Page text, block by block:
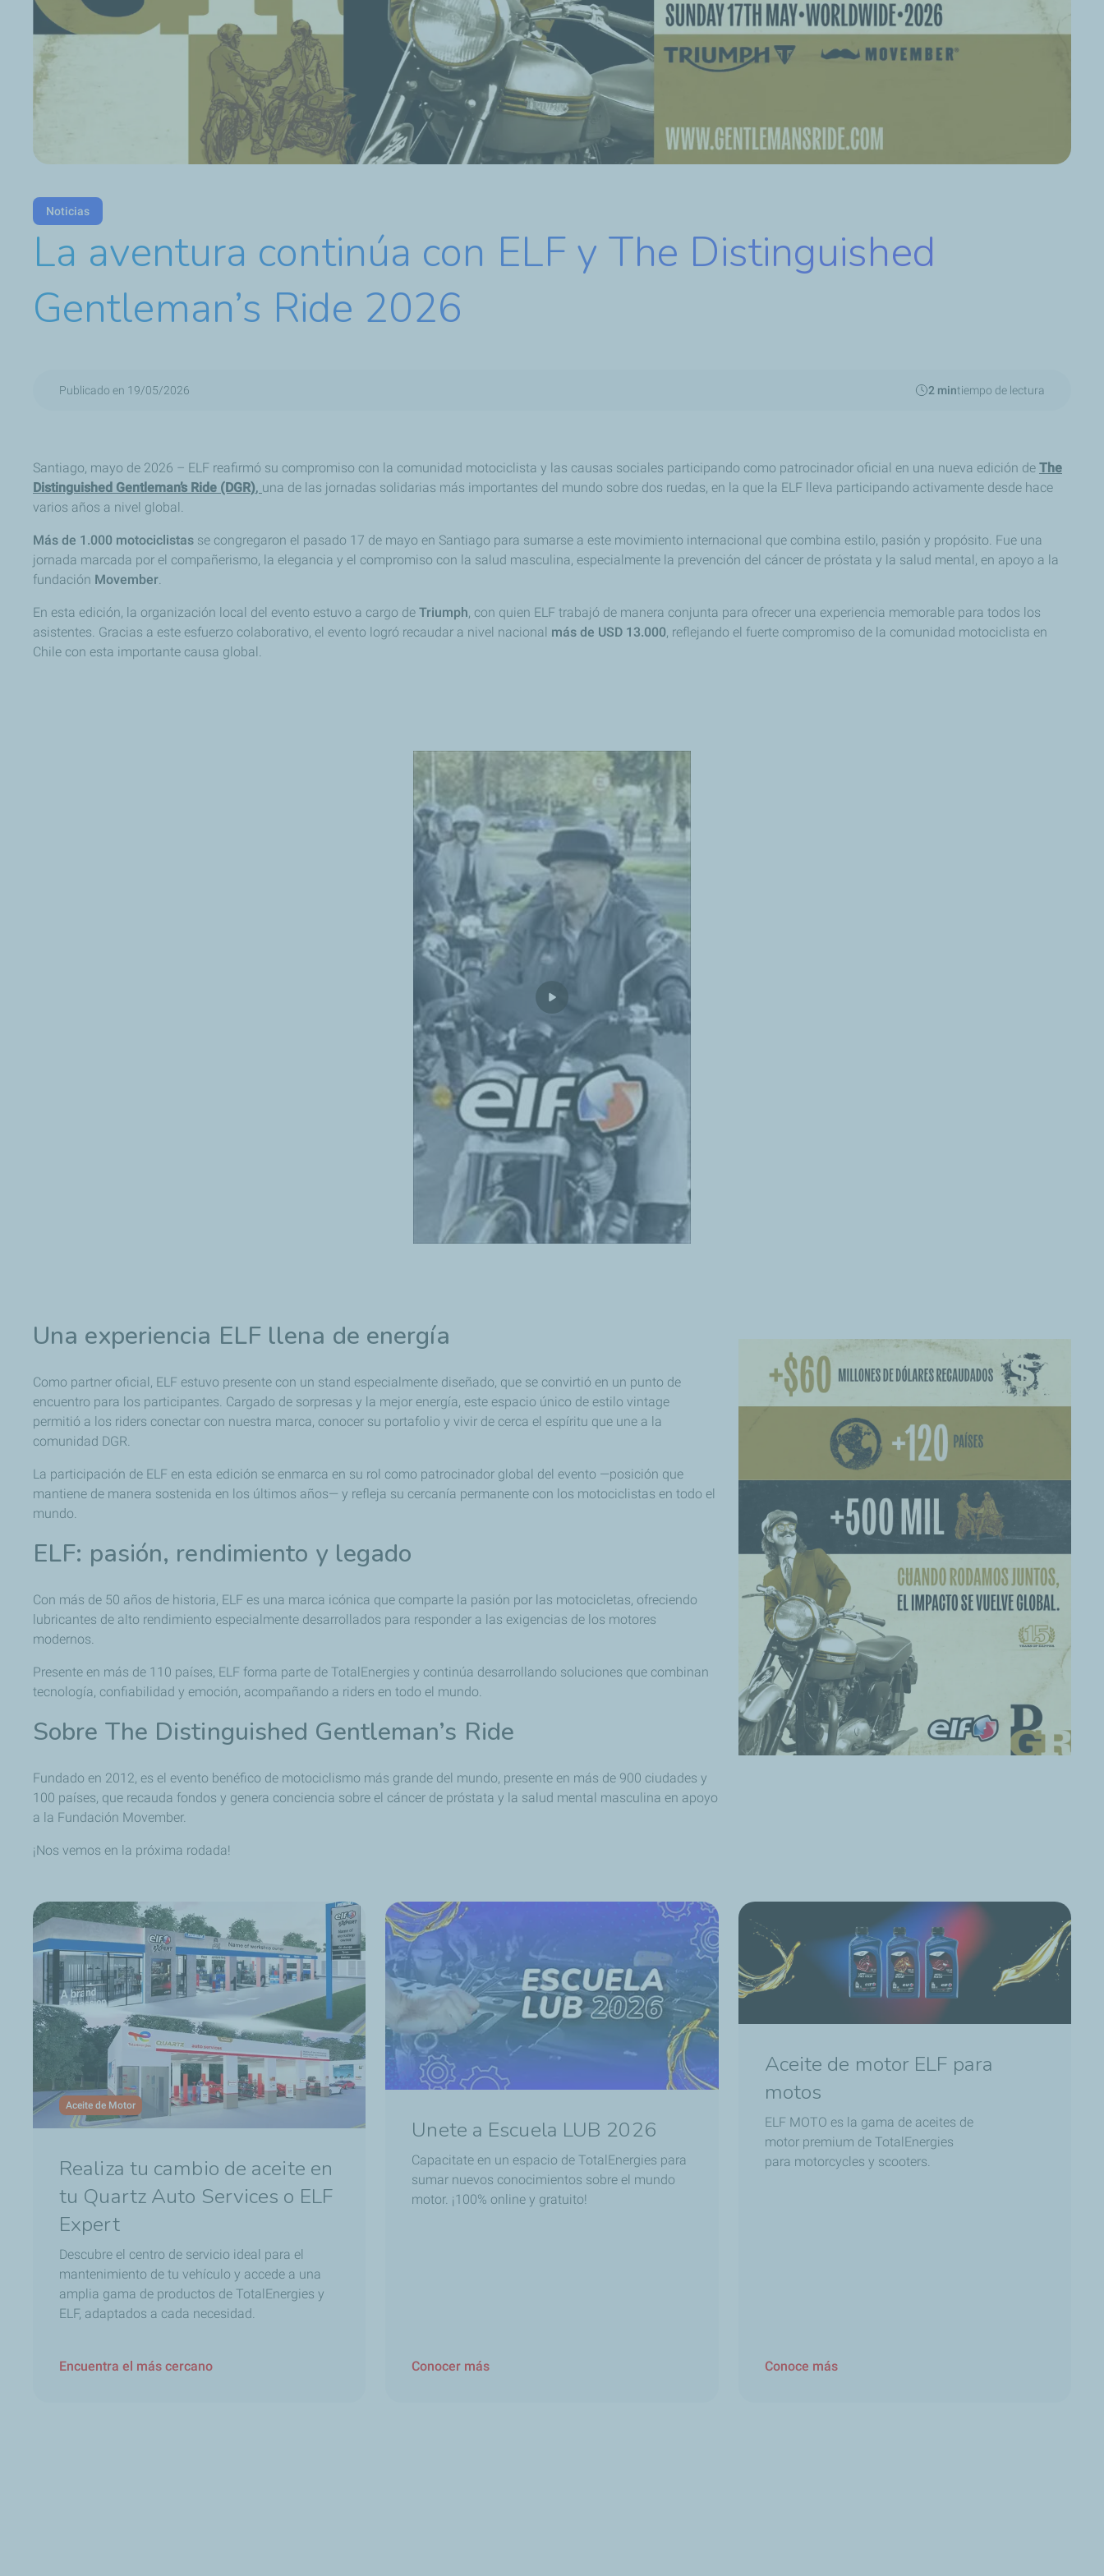
Noticias
La aventura continúa con ELF y The Distinguished
Gentleman’s Ride 2026
Publicado en 19/05/2026 2 mintiempo de lectura
Santiago, mayo de 2026 – ELF reafirmó su compromiso con la comunidad motociclista y las causas sociales participando como patrocinador oficial en una nueva edición de The
Distinguished Gentleman’s Ride (DGR), una de las jornadas solidarias más importantes del mundo sobre dos ruedas, en la que la ELF lleva participando activamente desde hace
varios años a nivel global.
Más de 1.000 motociclistas se congregaron el pasado 17 de mayo en Santiago para sumarse a este movimiento internacional que combina estilo, pasión y propósito. Fue una
jornada marcada por el compañerismo, la elegancia y el compromiso con la salud masculina, especialmente la prevención del cáncer de próstata y la salud mental, en apoyo a la
fundación Movember.
En esta edición, la organización local del evento estuvo a cargo de Triumph, con quien ELF trabajó de manera conjunta para ofrecer una experiencia memorable para todos los
asistentes. Gracias a este esfuerzo colaborativo, el evento logró recaudar a nivel nacional más de USD 13.000, reflejando el fuerte compromiso de la comunidad motociclista en
Chile con esta importante causa global.
Una experiencia ELF llena de energía
Como partner oficial, ELF estuvo presente con un stand especialmente diseñado, que se convirtió en un punto de
encuentro para los participantes. Cargado de sorpresas y la mejor energía, este espacio único de estilo vintage
permitió a los riders conectar con nuestra marca, conocer su portafolio y vivir de cerca el espíritu que une a la
comunidad DGR.
La participación de ELF en esta edición se enmarca en su rol como patrocinador global del evento —posición que
mantiene de manera sostenida en los últimos años— y refleja su cercanía permanente con los motociclistas en todo el
mundo.
ELF: pasión, rendimiento y legado
Con más de 50 años de historia, ELF es una marca icónica que comparte la pasión por las motocicletas, ofreciendo
lubricantes de alto rendimiento especialmente desarrollados para responder a las exigencias de los motores
modernos.
Presente en más de 110 países, ELF forma parte de TotalEnergies y continúa desarrollando soluciones que combinan
tecnología, confiabilidad y emoción, acompañando a riders en todo el mundo.
Sobre The Distinguished Gentleman’s Ride
Fundado en 2012, es el evento benéfico de motociclismo más grande del mundo, presente en más de 900 ciudades y
100 países, que recauda fondos y genera conciencia sobre el cáncer de próstata y la salud mental masculina en apoyo
a la Fundación Movember.
¡Nos vemos en la próxima rodada!
Aceite de Motor
Realiza tu cambio de aceite en
tu Quartz Auto Services o ELF
Expert
Descubre el centro de servicio ideal para el
mantenimiento de tu vehículo y accede a una
amplia gama de productos de TotalEnergies y
ELF, adaptados a cada necesidad.
Encuentra el más cercano
Unete a Escuela LUB 2026
Capacitate en un espacio de TotalEnergies para
sumar nuevos conocimientos sobre el mundo
motor. ¡100% online y gratuito!
Conocer más
Aceite de motor ELF para
motos
ELF MOTO es la gama de aceites de
motor premium de TotalEnergies
para motorcycles y scooters.
Conoce más